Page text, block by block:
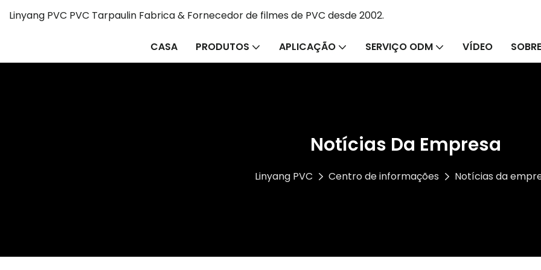
Linyang PVC PVC Tarpaulin Fabrica & Fornecedor de filmes de PVC desde 2002.
CASA PRODUTOS APLICAÇÃO SERVIÇO ODM VÍDEO
Notícias Da Empresa
Linyang PVC Centro de informações Notícias da